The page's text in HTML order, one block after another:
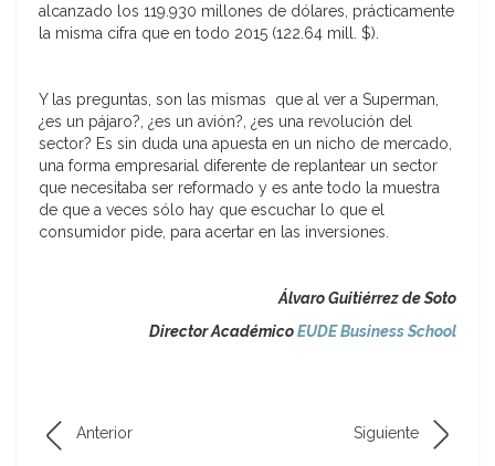
alcanzado los 119.930 millones de dólares, prácticamente
la misma cifra que en todo 2015 (122.64 mill. $).
Y las preguntas, son las mismas que al ver a Superman,
¿es un pájaro?, ¿es un avión?, ¿es una revolución del
sector? Es sin duda una apuesta en un nicho de mercado,
una forma empresarial diferente de replantear un sector
que necesitaba ser reformado y es ante todo la muestra
de que a veces sólo hay que escuchar lo que el
consumidor pide, para acertar en las inversiones.
Álvaro Guitiérrez de Soto
Director AcadémicoEUDE Business School
Anterior Siguiente